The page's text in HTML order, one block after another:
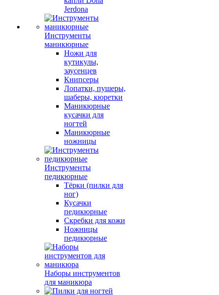
Jerdona
Инструменты
маникюрные
Ножи для
кутикулы,
заусенцев
Книпсеры
Лопатки, пушеры,
шаберы, кюретки
Маникюрные
кусачки для
ногтей
Маникюрные
ножницы
Инструменты
педикюрные
Тёрки (пилки для
ног)
Кусачки
педикюрные
Скребки для кожи
Ножницы
педикюрные
Наборы инструментов
для маникюра